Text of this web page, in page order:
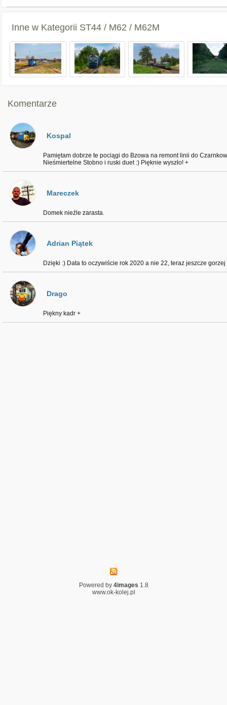
Inne w Kategorii ST44 / M62 / M62M
Komentarze
Kospal
Pamiętam dobrze te pociągi do Bzowa na remont linii do
Nieśmiertelne Stobno i ruski duet :) Pięknie wyszło! +
Mareczek
Domek nieźle zarasta.
Adrian Piątek
Dzięki :) Data to oczywiście rok 2020 a nie 22, teraz jeszcze
Drago
Piękny kadr +
Powered by 4images 1.8
www.ok-kolej.pl